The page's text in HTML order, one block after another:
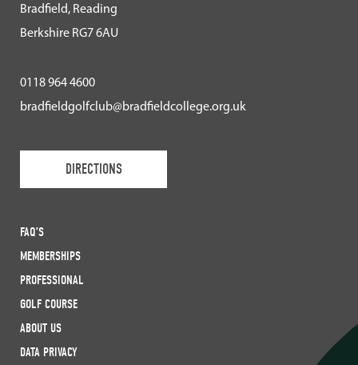
Bradfield, Reading
Berkshire RG7 6AU
0118 964 4600
bradfieldgolfclub@bradfieldcollege.org.uk
DIRECTIONS
FAQ’S
MEMBERSHIPS
PROFESSIONAL
GOLF COURSE
ABOUT US
DATA PRIVACY